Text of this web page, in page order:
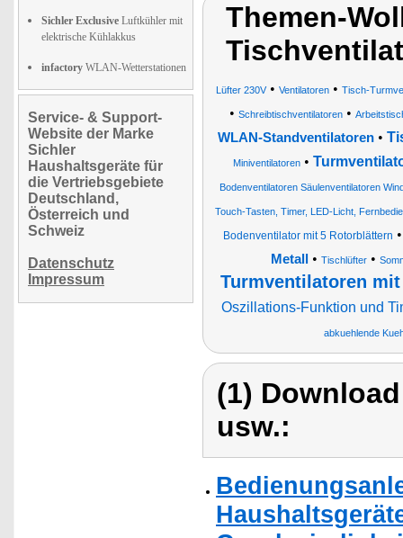
Sichler Exclusive Luftkühler mit
elektrische Kühlakkus
infactory WLAN-Wetterstationen
Service- & Support-
Website der Marke
Sichler
Haushaltsgeräte für
die Vertriebsgebiete
Deutschland,
Österreich und
Schweiz
Datenschutz
Impressum
Themen-
Lüfter 230V• Ventilatoren • Tisch-
• Schreibtischventilatoren •
WLAN-Standventilatoren •
Miniventilatoren•
Bodenventilatoren Säulenventilatoren
Touch-Tasten, Timer, LED-Licht,
Bodenventilator mit 5 Rotorblättern
Metall • Tischlüfter •
Turmventilatoren
Oszillations-Funktion und
abkuehlende
(1)
usw.: